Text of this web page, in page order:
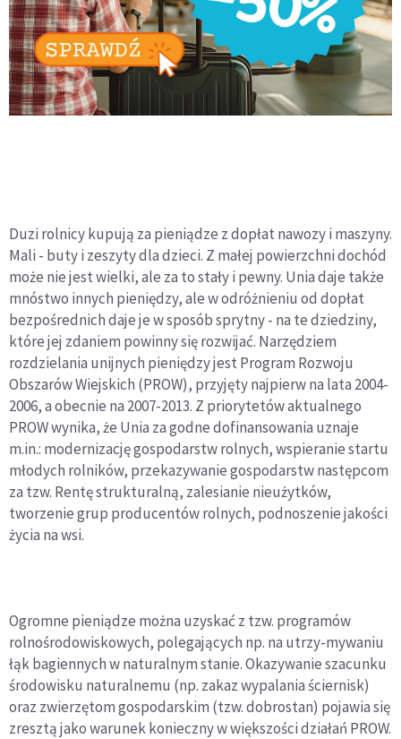
Duzi rolnicy kupują za pieniądze z dopłat nawozy i maszyny.
Mali - buty i zeszyty dla dzieci. Z małej powierzchni dochód
może nie jest wielki, ale za to stały i pewny. Unia daje także
mnóstwo innych pieniędzy, ale w odróżnieniu od dopłat
bezpośrednich daje je w sposób sprytny - na te dziedziny,
które jej zdaniem powinny się rozwijać. Narzędziem
rozdzielania unijnych pieniędzy jest Program Rozwoju
Obszarów Wiejskich (PROW), przyjęty najpierw na lata 2004-
2006, a obecnie na 2007-2013. Z priorytetów aktualnego
PROW wynika, że Unia za godne dofinansowania uznaje
m.in.: modernizację gospodarstw rolnych, wspieranie startu
młodych rolników, przekazywanie gospodarstw następcom
za tzw. Rentę strukturalną, zalesianie nieużytków,
tworzenie grup producentów rolnych, podnoszenie jakości
życia na wsi.
Ogromne pieniądze można uzyskać z tzw. programów
rolnośrodowiskowych, polegających np. na utrzy-mywaniu
łąk bagiennych w naturalnym stanie. Okazywanie szacunku
środowisku naturalnemu (np. zakaz wypalania ściernisk)
oraz zwierzętom gospodarskim (tzw. dobrostan) pojawia się
zresztą jako warunek konieczny w większości działań PROW.